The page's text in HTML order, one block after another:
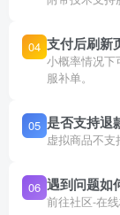
04 支付后刷新
小概率情况下
服补单。
05 是否支持退
虚拟商品不支
06 遇到问题如
前往社区-在